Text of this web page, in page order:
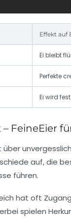
Effekt auf
Ei bleibt
Perfekte
Ei wird
FeineEier
auf, die
führen.
hat oft
spielen